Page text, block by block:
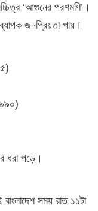
‘আগুনের পরশমণি’।
জনপ্রিয়তা পায়।
ধরা পড়ে।
বাংলাদেশ সময় রাত ১১টা